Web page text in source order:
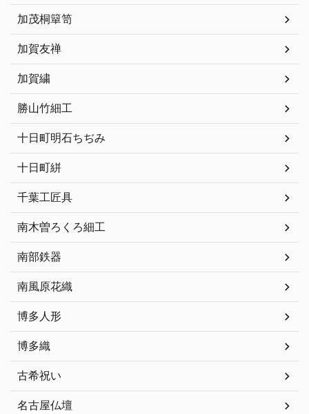
加茂桐簞笥
加賀友禅
加賀繍
勝山竹細工
十日町明石ちぢみ
十日町絣
千葉工匠具
南木曽ろくろ細工
南部鉄器
南風原花織
博多人形
博多織
古希祝い
名古屋仏壇